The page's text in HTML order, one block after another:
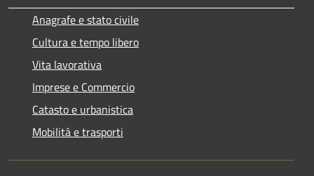
Anagrafe e stato civile
Cultura e tempo libero
Vita lavorativa
Imprese e Commercio
Catasto e urbanistica
Mobilità e trasporti